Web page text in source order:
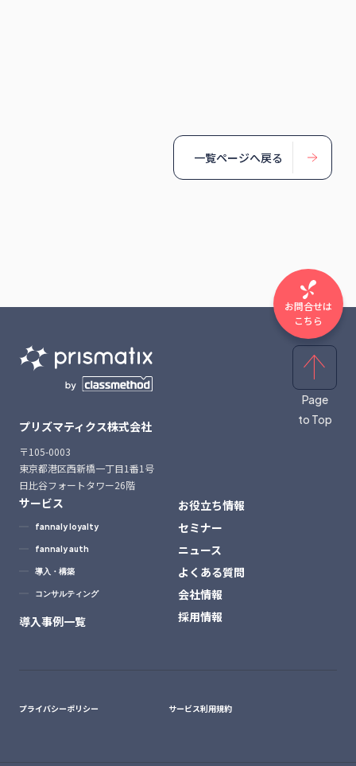
一覧ページへ戻る
プリズマティクス株式会社
〒105-0003
東京都港区西新橋一丁目1番1号
日比谷フォートタワー26階
サービス
fannaly loyalty
fannaly auth
導入・構築
コンサルティング
導入事例一覧
お役立ち情報
セミナー
ニュース
よくある質問
会社情報
採用情報
プライバシーポリシー サービス利用規約
Page
to Top
お問合せは
こちら